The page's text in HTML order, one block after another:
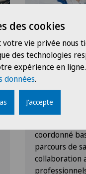
Notre
CE QUE
RÉALISER
Etre à la
coordonné
parcours de
collaboration
des cookies
vie privée nous
des technologies
expérience en
données.
J'accepte